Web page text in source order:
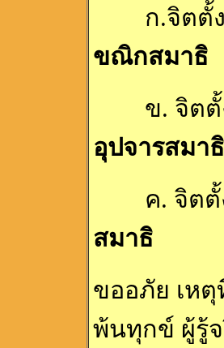
ก.จิตตั้งมั่
ขณิกสมาธิ
ข. จิตตั้ง
อุปจารสมาธิ
ค. จิตตั้ง
สมาธิ
ขออภัย เหตุ
พ้นทุกข์ ผู้รู้จ